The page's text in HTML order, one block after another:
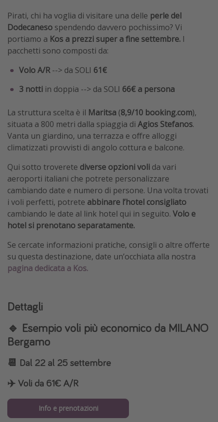
Pirati, chi ha voglia di visitare una delle perle del
Dodecaneso spendendo davvero pochissimo? Vi
portiamo a Kos a prezzi super a fine settembre. I
pacchetti sono composti da:
Volo A/R--> da SOLI 61€
3 notti in doppia --> da SOLI 66€ a persona
La struttura scelta è il Maritsa (8,9/10 booking.com),
situata a 800 metri dalla spiaggia di Agios Stefanos.
Vanta un giardino, una terrazza e offre alloggi
climatizzati provvisti di angolo cottura e balcone.
Qui sotto troverete diverse opzioni voli da vari
aeroporti italiani che potrete personalizzare
cambiando date e numero di persone. Una volta trovati
i voli perfetti, potrete abbinare l’hotel consigliato
cambiando le date al link hotel qui in seguito. Volo e
hotel si prenotano separatamente.
Se cercate informazioni pratiche, consigli o altre offerte
su questa destinazione, date un’occhiata alla nostra
pagina dedicata a Kos.
Dettagli
🔹 Esempio voli più economico da MILANO
Bergamo
📆 Dal 22 al 25 settembre
✈️ Voli da 61€ A/R
Info e prenotazioni